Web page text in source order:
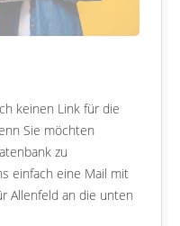
keinen Link für die
Sie möchten
zu
einfach eine Mail mit
Allenfeld an die unten